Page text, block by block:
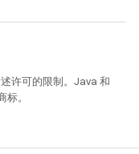
许可的限制。Java 和
。